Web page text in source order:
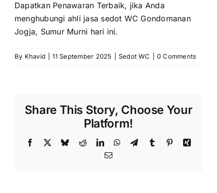
Dapatkan Penawaran Terbaik, jika Anda
menghubungi ahli jasa sedot WC Gondomanan
Jogja, Sumur Murni hari ini.
By Khavid 11 September 2025 Sedot WC 0 Comments
Share This Story, Choose Your
Platform!
Facebook BlueskyRedditLinkedInWhatsApp
TelegramTumblr PinterestXing
Email